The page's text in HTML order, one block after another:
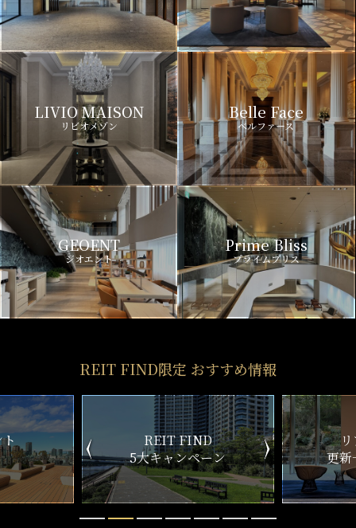
LIVIO MAISON
リビオメゾン
Belle Face
ベルファース
GEOENT
ジオエント
Prime Bliss
プライムブリス
REIT FIND限定 おすすめ情報
ン
リアルタイム
更新一覧チェック
新